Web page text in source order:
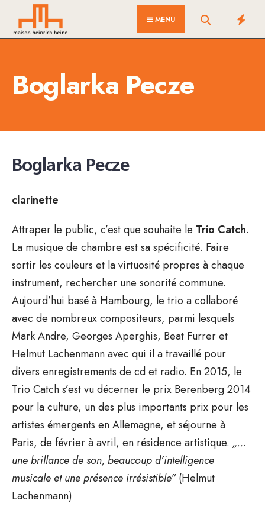
MENU
Boglarka Pecze
Boglarka Pecze
clarinette
Attraper le public, c’est que souhaite le Trio Catch.
La musique de chambre est sa spécificité. Faire
sortir les couleurs et la virtuosité propres à chaque
instrument, rechercher une sonorité commune.
Aujourd’hui basé à Hambourg, le trio a collaboré
avec de nombreux compositeurs, parmi lesquels
Mark Andre, Georges Aperghis, Beat Furrer et
Helmut Lachenmann avec qui il a travaillé pour
divers enregistrements de cd et radio. En 2015, le
Trio Catch s’est vu décerner le prix Berenberg 2014
pour la culture, un des plus importants prix pour les
artistes émergents en Allemagne, et séjourne à
Paris, de février à avril, en résidence artistique. „…
une brillance de son, beaucoup d’intelligence
musicale et une présence irrésistible”(Helmut
Lachenmann)